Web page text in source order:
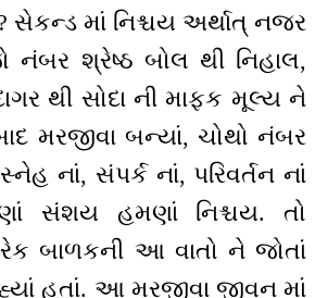
સેકન્ડ માં નિશ્ચય અર્થાત્ નજર
નંબર શ્રેષ્ઠ બોલ થી નિહાલ,
થી સોદા ની માફક મૂલ્ય ને
મરજીવા બન્યાં, ચોથો નંબર
સ્નેહ નાં, સંપર્ક નાં, પરિવર્તન નાં
સંશય હમણાં નિશ્ચય. તો
બાળકની આ વાતો ને જોતાં
હતાં. આ મરજીવા જીવન માં